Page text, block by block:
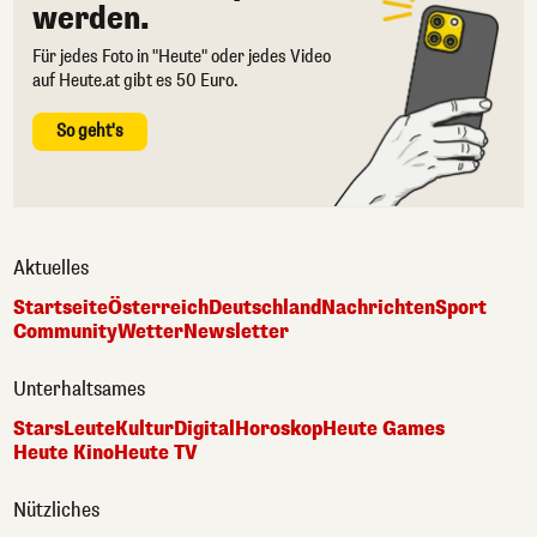
werden.
Für jedes Foto in "Heute" oder jedes Video
auf Heute.at gibt es 50 Euro.
So geht's
Aktuelles
StartseiteÖsterreichDeutschlandNachrichtenSport
CommunityWetterNewsletter
Unterhaltsames
StarsLeuteKulturDigital HoroskopHeute Games
Heute KinoHeute TV
Nützliches